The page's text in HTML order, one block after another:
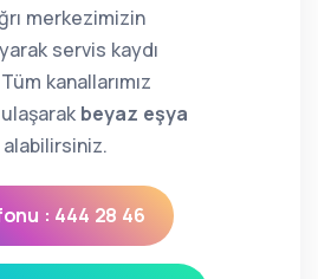
merkezimizin
servis kaydı
kanallarımız
beyaz eşya
: 444 28 46